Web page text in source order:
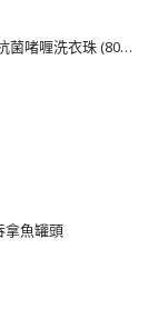
[J111043] 日本BON BON銀離子抗菌啫喱洗衣珠 (80粒)
拿魚罐頭